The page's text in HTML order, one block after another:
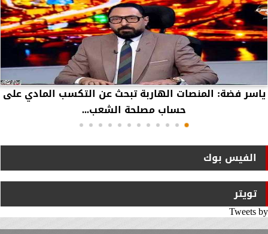
ياسر فضة: المنصات الهاربة تبحث عن التكسب المادي على
حساب مصلحة الشعب...
الفيس بوك
تويتر
Tweets by